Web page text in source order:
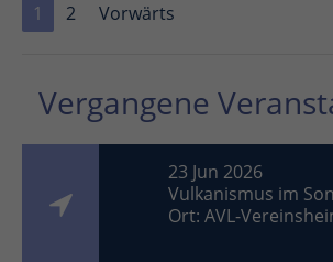
1 2 Vorwärts
Vergangene
23 Jun 2026
Vulkanismus im
Ort: AVL-